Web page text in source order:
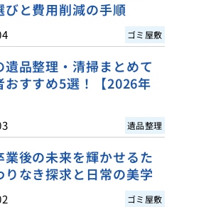
びと費用削減の手順
ゴミ屋敷
遺品整理・清掃まとめて
おすすめ5選！【2026年
遺品整理
業後の未来を輝かせるた
りなき探求と日常の美学
ゴミ屋敷